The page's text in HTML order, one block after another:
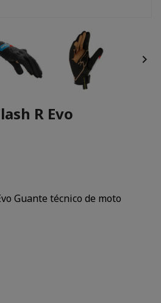

R Evo
Guante técnico de moto